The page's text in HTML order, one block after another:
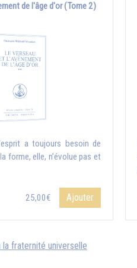
de l'âge d'or (Tome 2)
a toujours besoin de
forme, elle, n’évolue pas et
25,00€ Ajouter
la fraternité universelle